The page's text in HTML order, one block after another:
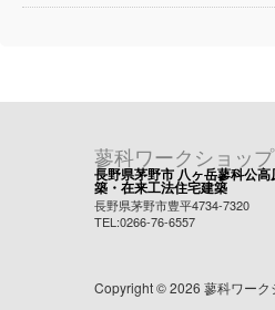
蓼科ワークショップ
長野県茅野市 八ヶ岳蓼科公
築・在来工法住宅建築
長野県茅野市豊平4734-7320
TEL:0266-76-6557
Copyright © 2026 蓼科ワー